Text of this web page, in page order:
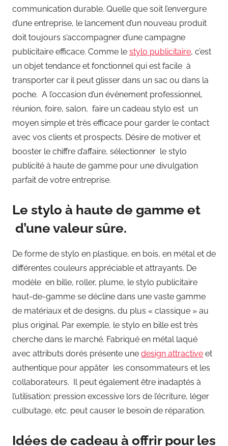
communication durable. Quelle que soit l’envergure
d’une entreprise, le lancement d’un nouveau produit
doit toujours s’accompagner d’une campagne
publicitaire efficace. Comme le stylo publicitaire, c’est
un objet tendance et fonctionnel qui est facile à
transporter car il peut glisser dans un sac ou dans la
poche. A l’occasion d’un évènement professionnel,
réunion, foire, salon, faire un cadeau stylo est un
moyen simple et très efficace pour garder le contact
avec vos clients et prospects. Désire de motiver et
booster le chiffre d’affaire, sélectionner le stylo
publicité à haute de gamme pour une divulgation
parfait de votre entreprise.
Le stylo à haute de gamme et
d’une valeur sûre.
De forme de stylo en plastique, en bois, en métal et de
différentes couleurs appréciable et attrayants. De
modèle en bille, roller, plume, le stylo publicitaire
haut-de-gamme se décline dans une vaste gamme
de matériaux et de designs, du plus « classique » au
plus original. Par exemple, le stylo en bille est très
cherche dans le marché. Fabriqué en métal laqué
avec attributs dorés présente une design attractive et
authentique pour appâter les consommateurs et les
collaborateurs. Il peut également être inadaptés à
l’utilisation: pression excessive lors de l’écriture, léger
culbutage, etc. peut causer le besoin de réparation.
Idées de cadeau à offrir pour les